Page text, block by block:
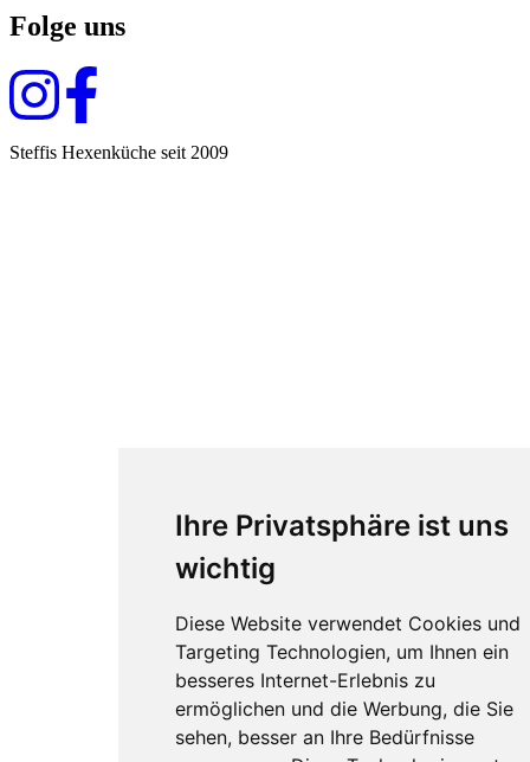
Ihre Privatsphäre ist uns
wichtig
Diese Website verwendet Cookies und
Targeting Technologien, um Ihnen ein
besseres Internet-Erlebnis zu
ermöglichen und die Werbung, die Sie
sehen, besser an Ihre Bedürfnisse
Folge uns
Steffis Hexenküche seit 2009